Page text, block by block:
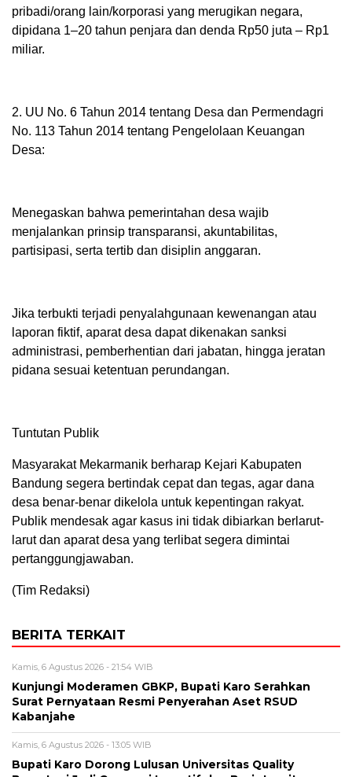
pribadi/orang lain/korporasi yang merugikan negara,
dipidana 1–20 tahun penjara dan denda Rp50 juta – Rp1
miliar.
2. UU No. 6 Tahun 2014 tentang Desa dan Permendagri
No. 113 Tahun 2014 tentang Pengelolaan Keuangan
Desa:
Menegaskan bahwa pemerintahan desa wajib
menjalankan prinsip transparansi, akuntabilitas,
partisipasi, serta tertib dan disiplin anggaran.
Jika terbukti terjadi penyalahgunaan kewenangan atau
laporan fiktif, aparat desa dapat dikenakan sanksi
administrasi, pemberhentian dari jabatan, hingga jeratan
pidana sesuai ketentuan perundangan.
Tuntutan Publik
Masyarakat Mekarmanik berharap Kejari Kabupaten
Bandung segera bertindak cepat dan tegas, agar dana
desa benar-benar dikelola untuk kepentingan rakyat.
Publik mendesak agar kasus ini tidak dibiarkan berlarut-
larut dan aparat desa yang terlibat segera dimintai
pertanggungjawaban.
(Tim Redaksi)
BERITA TERKAIT
Kamis, 6 Agustus 2026 - 21:54 WIB
Kunjungi Moderamen GBKP, Bupati Karo Serahkan
Surat Pernyataan Resmi Penyerahan Aset RSUD
Kabanjahe
Kamis, 6 Agustus 2026 - 13:05 WIB
Bupati Karo Dorong Lulusan Universitas Quality